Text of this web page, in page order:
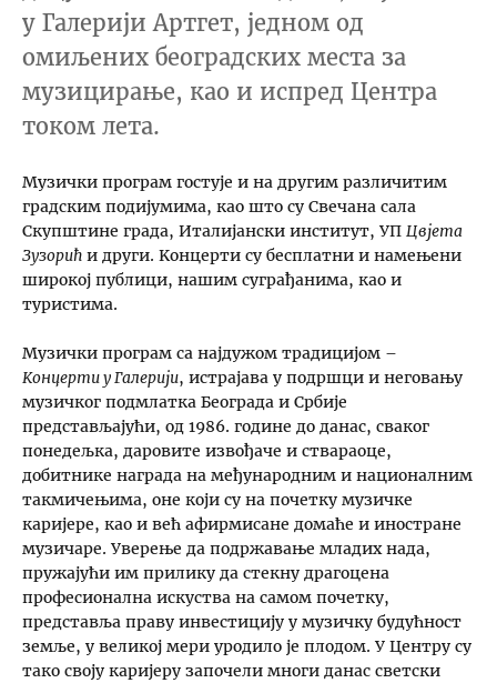
у Галерији Артгет, једном од
омиљених београдских места за
музицирање, као и испред Центра
током лета.
Музички програм гостује и на другим различитим
градским подијумима, као што су Свечана сала
Скупштине града, Италијански институт, УП Цвјета
Зузорић и други. Kонцерти су бесплатни и намењени
широкој публици, нашим суграђанима, као и
туристима.
Музички програм са најдужом традицијом –
Kонцерти у Галерији, истрајава у подршци и неговању
музичког подмлатка Београда и Србије
представљајући, од 1986. године до данас, сваког
понедељка, даровите извођаче и ствараоце,
добитнике награда на међународним и националним
такмичењима, оне који су на почетку музичке
каријере, као и већ афирмисане домаће и иностране
музичаре. Уверење да подржавање младих нада,
пружајући им прилику да стекну драгоцена
професионална искуства на самом почетку,
представља праву инвестицију у музичку будућност
земље, у великој мери уродило је плодом. У Центру су
тако своју каријеру започели многи данас светски